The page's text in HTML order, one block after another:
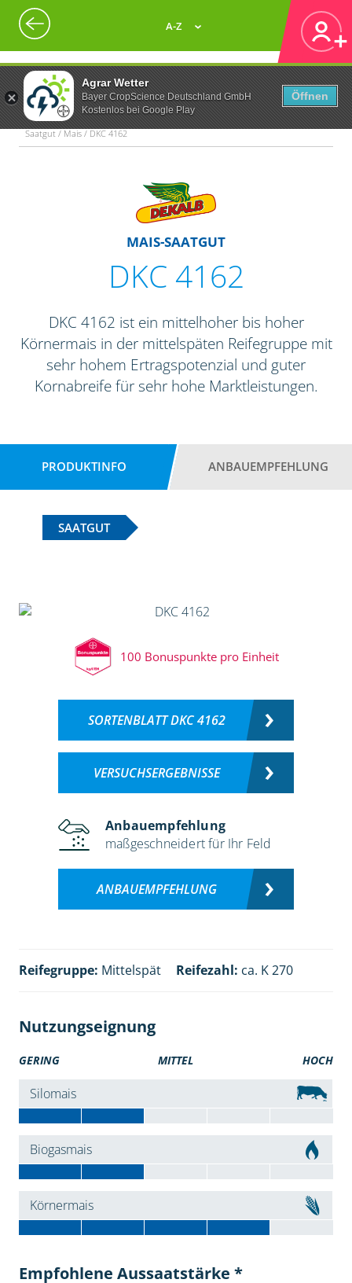
Agrar Wetter
Bayer CropScience Deutschland GmbH
Kostenlos bei Google Play
Öffnen
A-Z
Saatgut / Mais / DKC 4162
MAIS-SAATGUT
DKC 4162
DKC 4162 ist ein mittelhoher bis hoher
Körnermais in der mittelspäten Reifegruppe mit
sehr hohem Ertragspotenzial und guter
Kornabreife für sehr hohe Marktleistungen.
PRODUKTINFO ANBAUEMPFEHLUNG
SAATGUT
100 Bonuspunkte pro Einheit
SORTENBLATT DKC 4162
VERSUCHSERGEBNISSE
Anbauempfehlung
maßgeschneidert für Ihr Feld
ANBAUEMPFEHLUNG
Reifegruppe: Mittelspät Reifezahl: ca. K 270
Nutzungseignung
GERING MITTEL HOCH
Silomais
Biogasmais
Körnermais
Empfohlene Aussaatstärke *